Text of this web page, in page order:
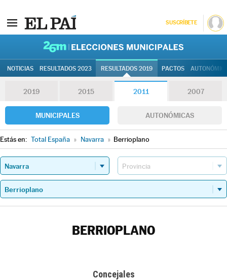
SUSCRÍBETE
NOTICIAS RESULTADOS 2023 RESULTADOS 2019 PACTOS
2019 2015 2011 2007
MUNICIPALES AUTONÓMICAS
Estás en: Total España » Navarra » Berrioplano
BERRIOPLANO
Concejales